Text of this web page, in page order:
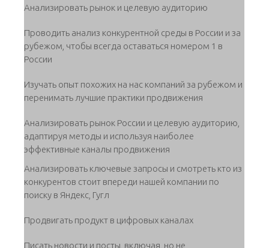
Анализировать рынок и целевую аудиторию
Проводить анализ конкурентной среды в России и за
рубежом, чтобы всегда оставаться номером 1 в
России
Изучать опыт похожих на нас компаний за рубежом и
перенимать лучшие практики продвижения
Анализировать рынок России и целевую аудиторию,
адаптируя методы и используя наиболее
эффективные каналы продвижения
Анализировать ключевые запросы и смотреть кто из
конкурентов стоит впереди нашей компании по
поиску в Яндекс, Гугл
Продвигать продукт в цифровых каналах
Писать новости и посты, включая, но не